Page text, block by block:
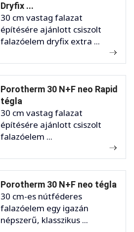
Dryfix ...
30 cm vastag falazat
építésére ajánlott csiszolt
falazóelem dryfix extra ...
Porotherm 30 N+F neo Rapid
tégla
30 cm vastag falazat
építésére ajánlott csiszolt
falazóelem ...
Porotherm 30 N+F neo tégla
30 cm-es nútféderes
falazóelem egy igazán
népszerű, klasszikus ...